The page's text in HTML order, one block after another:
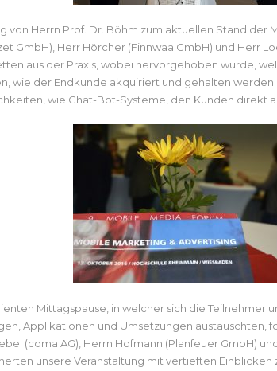
von Herrn Prof. Dr. Böhm zum aktuellen Stand
GmbH), Herr Hörcher (Finnwaa GmbH) und Herr
aus der Praxis, wobei hervorgehoben wurde,
wie der Endkunde akquiriert und gehalten werden
wie Chat-Bot-Systeme, den Kunden direkt
Mittagspause, in welcher sich die Teilnehmer
Applikationen und Umsetzungen austauschten,
(coma AG), Herrn Hofmann (Planfeuer GmbH)
unsere Veranstaltung mit vertieften Einblicken